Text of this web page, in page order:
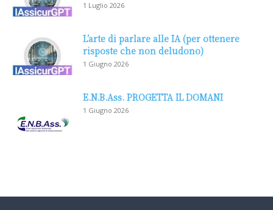
1 Luglio 2026
L’arte di parlare alle IA (per ottenere
risposte che non deludono)
1 Giugno 2026
E.N.B.Ass. PROGETTA IL DOMANI
1 Giugno 2026